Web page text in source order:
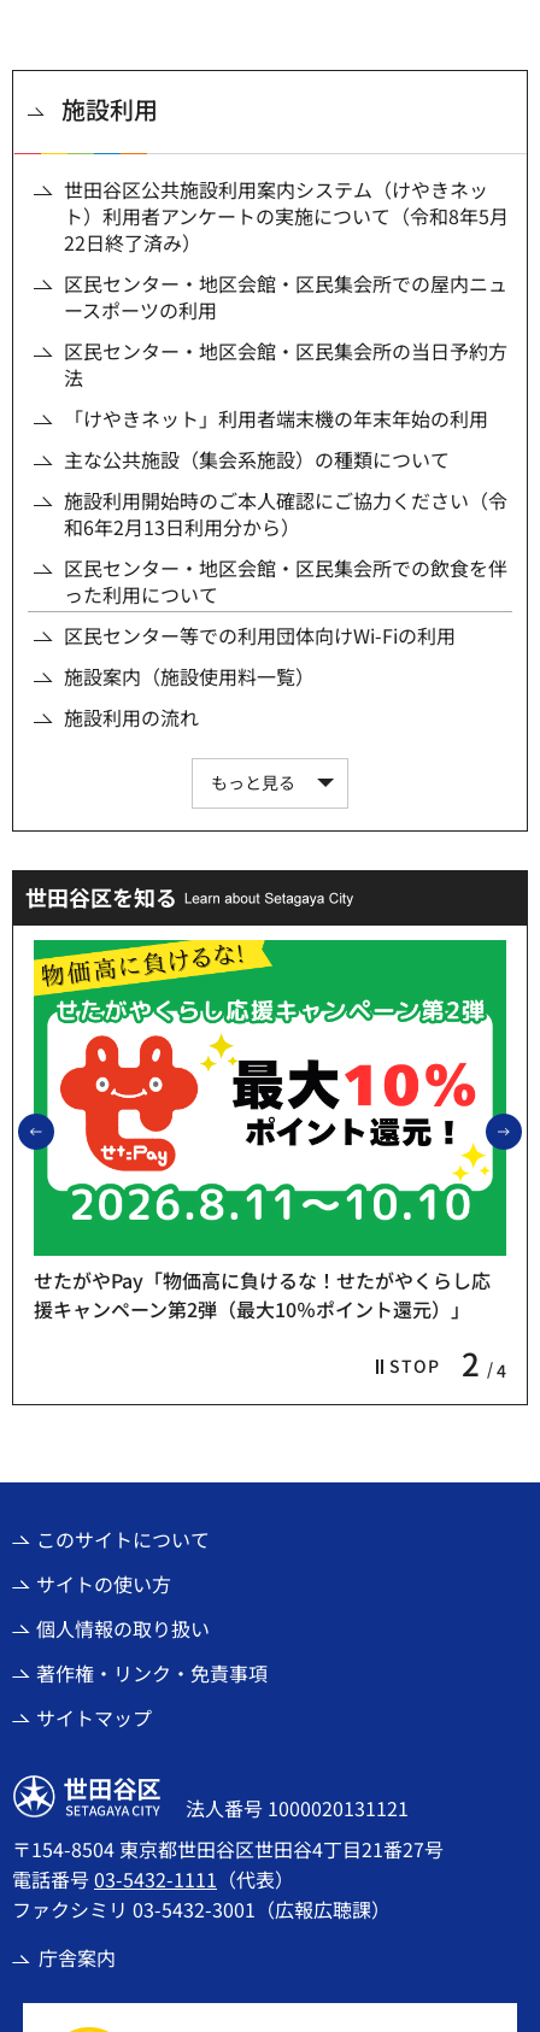
施設利用
世田谷区公共施設利用案内システム（けやきネッ
ト）利用者アンケートの実施について（令和8年5月
22日終了済み）
区民センター・地区会館・区民集会所での屋内ニュ
ースポーツの利用
区民センター・地区会館・区民集会所の当日予約方
法
「けやきネット」利用者端末機の年末年始の利用
主な公共施設（集会系施設）の種類について
施設利用開始時のご本人確認にご協力ください（令
和6年2月13日利用分から）
区民センター・地区会館・区民集会所での飲食を伴
った利用について
区民センター等での利用団体向けWi-Fiの利用
施設案内（施設使用料一覧）
施設利用の流れ
もっと見る
世田谷区を知る
前のスライドを表示
STOP 2 4
せたがやPay「物価高に負けるな！せたがやくらし応
援キャンペーン第2弾（最大10％ポイント還元）」
このサイトについて
サイトの使い方
個人情報の取り扱い
著作権・リンク・免責事項
サイトマップ
世田谷区
法人番号 1000020131121
〒154-8504 東京都世田谷区世田谷4丁目21番27号
電話番号03-5432-1111 （代表）
ファクシミリ 03-5432-3001（広報広聴課）
庁舎案内